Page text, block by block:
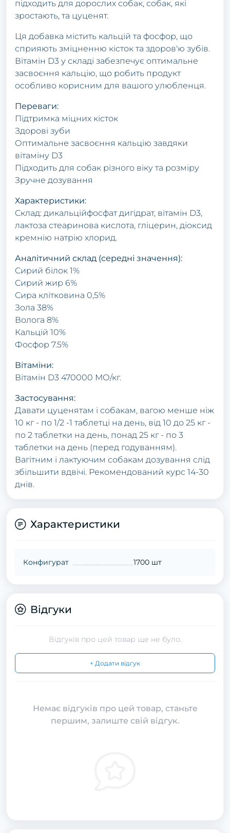
підходить для дорослих собак, собак, які
зростають, та цуценят.
Ця добавка містить кальцій та фосфор, що
сприяють зміцненню кісток та здоров'ю зубів.
Вітамін D3 у складі забезпечує оптимальне
засвоєння кальцію, що робить продукт
особливо корисним для вашого улюбленця.
Переваги:
Підтримка міцних кісток
Здорові зуби
Оптимальне засвоєння кальцію завдяки
вітаміну D3
Підходить для собак різного віку та розміру
Зручне дозування
Характеристики:
Склад: дикальційфосфат дигідрат, вітамін D3,
лактоза стеаринова кислота, гліцерин, діоксид
кремнію натрію хлорид.
Аналітичний склад (середні значення):
Сирий білок 1%
Сирий жир 6%
Сира клітковина 0,5%
Зола 38%
Волога 8%
Кальцій 10%
Фосфор 7.5%
Вітаміни:
Вітамін D3 470000 МО/кг.
Застосування:
Давати цуценятам і собакам, вагою менше ніж
10 кг - по 1/2 -1 таблетці на день, від 10 до 25 кг -
по 2 таблетки на день, понад 25 кг - по 3
таблетки на день (перед годуванням).
Вагітним і лактуючим собакам дозування слід
збільшити вдвічі. Рекомендований курс 14-30
днів.
Характеристики
Конфигурат 1700 шт
Відгуки
Відгуків про цей товар ще не було.
+ Додати відгук
Немає відгуків про цей товар, станьте
першим, залиште свій відгук.